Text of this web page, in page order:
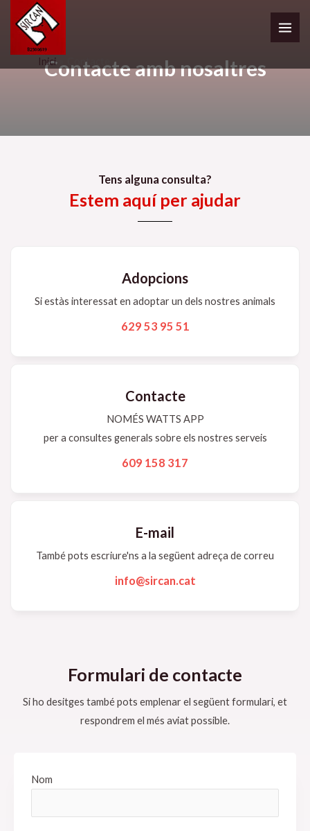
contingut
Inici Contacte
Contacte amb nosaltres
Tens alguna consulta?
Estem aquí per ajudar
Adopcions
Si estàs interessat en adoptar un dels nostres animals
629 53 95 51
Contacte
NOMÉS WATTS APP
per a consultes generals sobre els nostres serveis
609 158 317
E-mail
També pots escriure'ns a la següent adreça de correu
info@sircan.cat
Formulari de contacte
Si ho desitges també pots emplenar el següent formulari, et
respondrem el més aviat possible.
Nom